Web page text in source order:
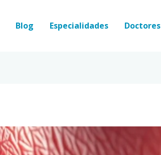
Blog Especialidades Doctores